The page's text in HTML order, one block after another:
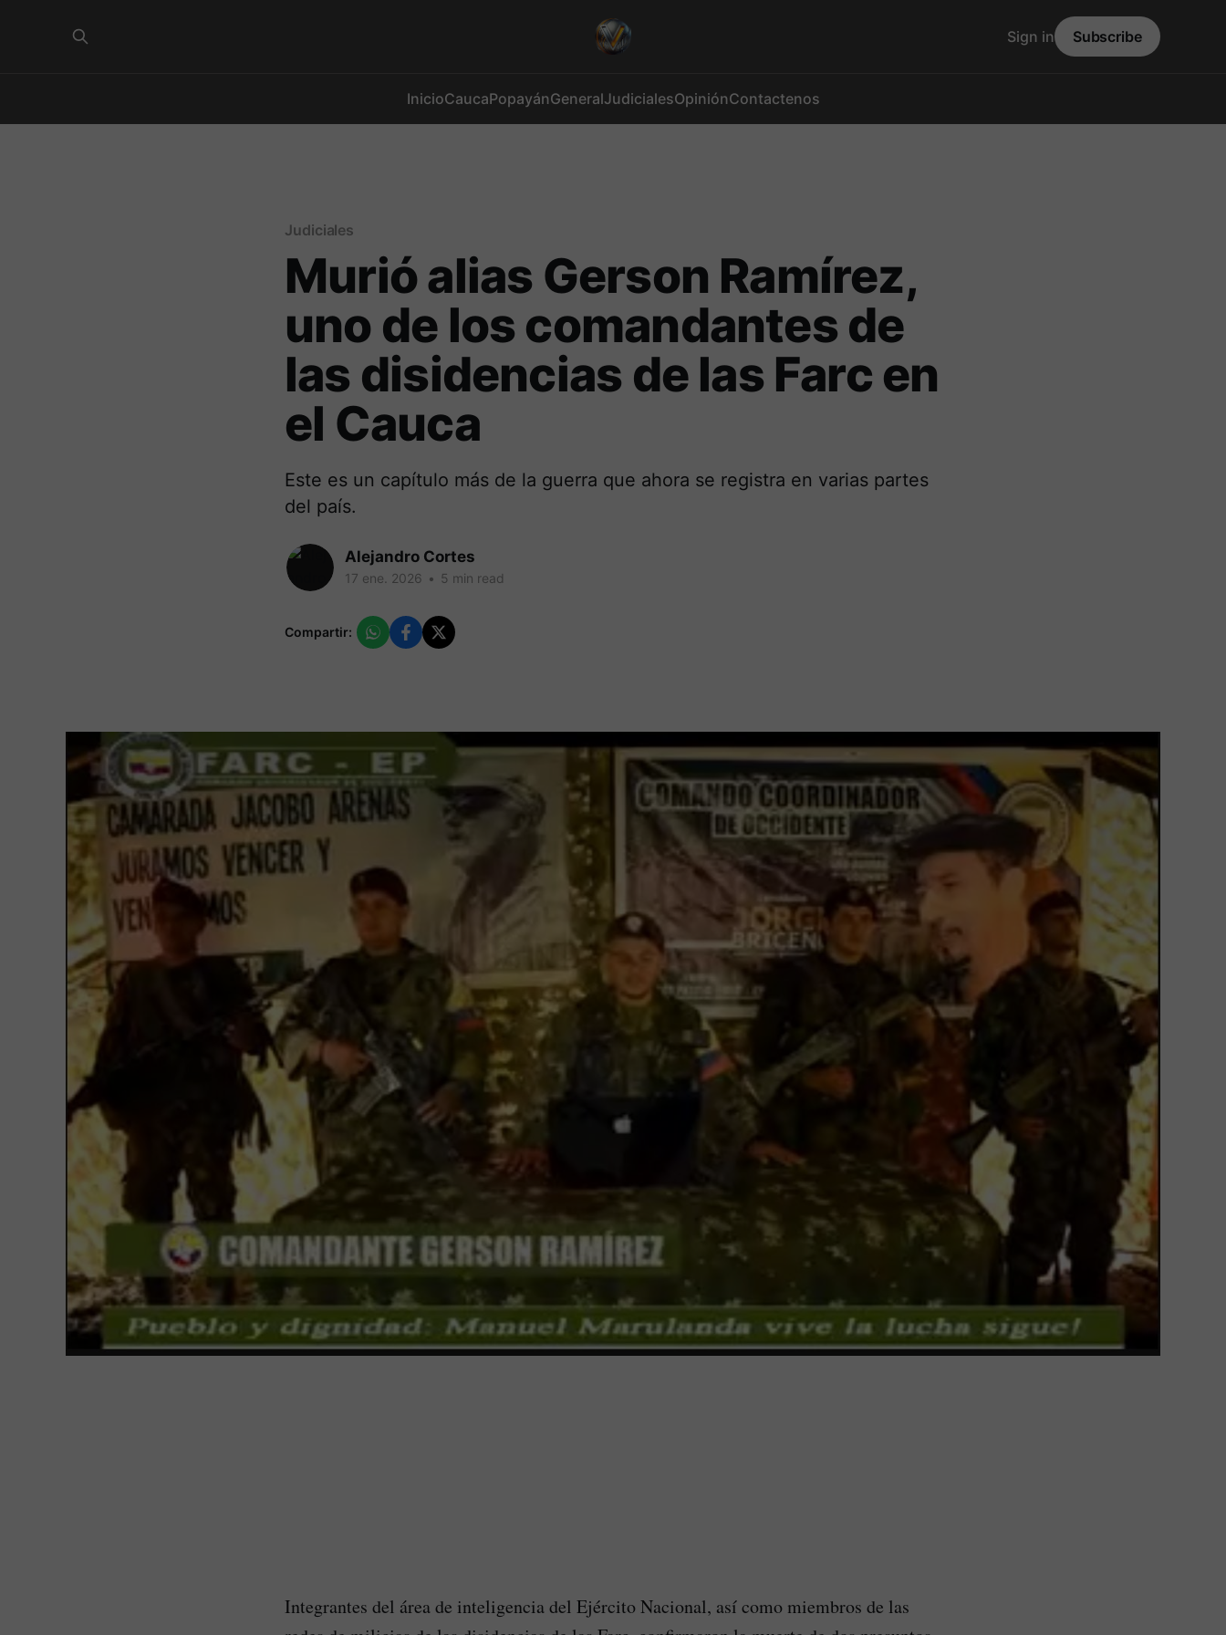
InicioCaucaPopayánGeneralJudicialesOpiniónContactenos
Sign in Subscribe
Judiciales
Murió alias Gerson Ramírez,
uno de los comandantes de
las disidencias de las Farc en
el Cauca
Este es un capítulo más de la guerra que ahora se registra en varias partes
del país.
Alejandro Cortes
17 ene. 2026 • 5 min read
Compartir:
Integrantes del área de inteligencia del Ejército Nacional, así como miembros de las